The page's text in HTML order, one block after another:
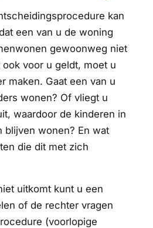
kan
een van u de woning
gewoonweg niet
ook voor u geldt, moet u
maken. Gaat een van u
wonen? Of vliegt u
waardoor de kinderen in
blijven wonen? En wat
die dit met zich
uitkomt kunt u een
of de rechter vragen
(voorlopige